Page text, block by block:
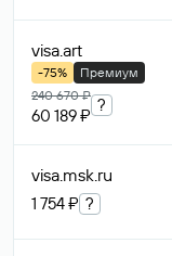
visa.art
-75%
Премиум
240 670 ₽
60 189 ₽
?
visa.msk.ru
1 754 ₽ ?